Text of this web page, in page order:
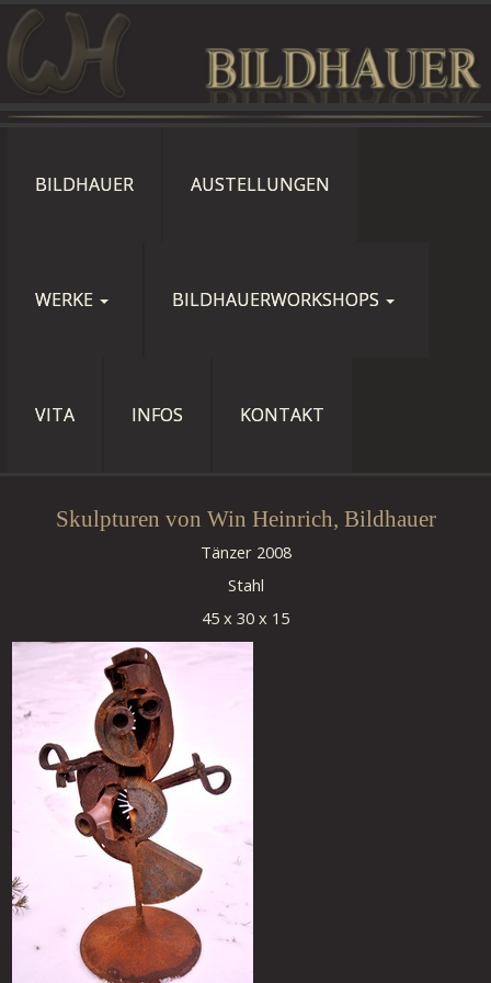
BILDHAUER AUSTELLUNGEN
WERKE BILDHAUERWORKSHOPS
VITA INFOS KONTAKT
Skulpturen von Win Heinrich, Bildhauer
Tänzer 2008
Stahl
45 x 30 x 15